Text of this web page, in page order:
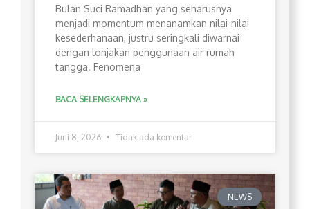
Bulan Suci Ramadhan yang seharusnya
menjadi momentum menanamkan nilai-nilai
kesederhanaan, justru seringkali diwarnai
dengan lonjakan penggunaan air rumah
tangga. Fenomena
BACA SELENGKAPNYA »
Juni 8, 2026 Tidak ada komentar
NEWS